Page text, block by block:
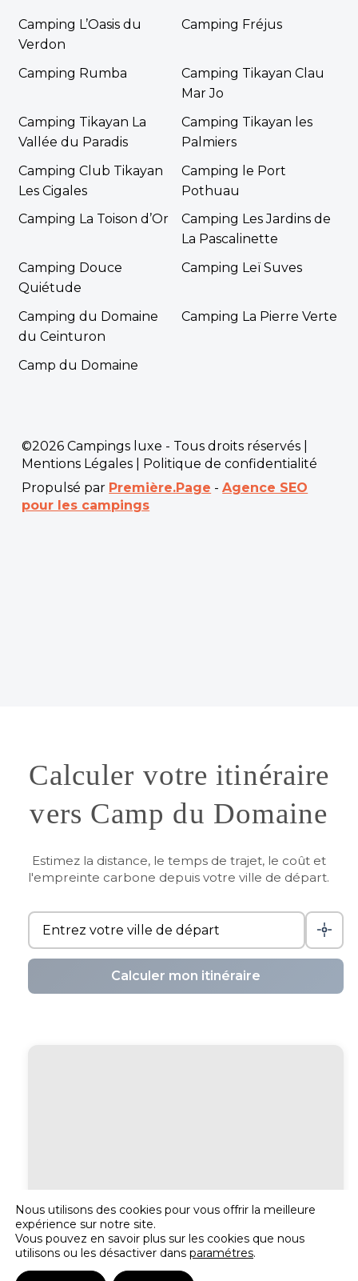
Camping L’Oasis du
Verdon
Camping Fréjus
Camping Rumba
Camping Tikayan Clau
Mar Jo
Camping Tikayan La
Vallée du Paradis
Camping Tikayan les
Palmiers
Camping Club Tikayan
Les Cigales
Camping le Port
Pothuau
Camping La Toison d’Or
Camping Les Jardins de
La Pascalinette
Camping Douce
Quiétude
Camping Leï Suves
Camping du Domaine
du Ceinturon
Camping La Pierre Verte
Camp du Domaine
©2026 Campings luxe - Tous droits réservés |
Mentions Légales
Politique de confidentialité
Propulsé par Première.Page -Agence SEO
pour les campings
Calculer votre itinéraire
vers Camp du Domaine
Estimez la distance, le temps de trajet, le coût et
l'empreinte carbone depuis votre ville de départ.
Calculer mon itinéraire
Nous utilisons des cookies pour vous offrir la meilleure
expérience sur notre site.
Vous pouvez en savoir plus sur les cookies que nous
utilisons ou les désactiver dans paramétres.